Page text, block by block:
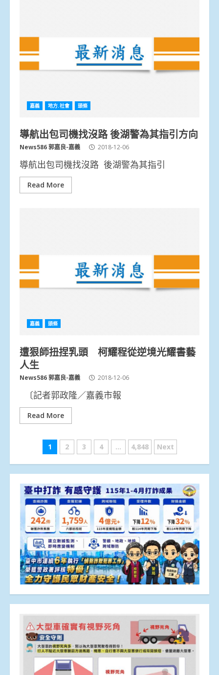
嘉義 地方.社會 頭條
導航出包司機找沒路 後湖警為其指引方向
News586 郭嘉良-嘉義 2018-12-06
導航出包司機找沒路 後湖警為其指引
Read More
嘉義 頭條
遭狠師扭捏乳頭 柯耀程從逆境光耀書藝
人生
News586 郭嘉良-嘉義 2018-12-06
〔記者郭政隆／嘉義市報
Read More
文
章
分
頁
1 2 3 4 ... 4,848 Next